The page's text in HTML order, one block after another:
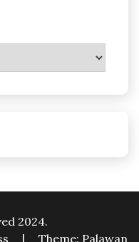
2024.
| Theme: Palawan